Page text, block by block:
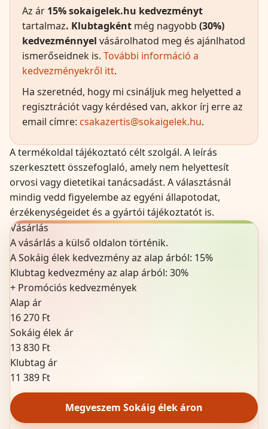
Az ár 15% sokaigelek.hu kedvezményt
tartalmaz. Klubtagként még nagyobb (30%)
kedvezménnyel vásárolhatod meg és ajánlhatod
ismerőseidnek is. További információ a
kedvezményekről itt.
Ha szeretnéd, hogy mi csináljuk meg helyetted a
regisztrációt vagy kérdésed van, akkor írj erre az
email címre: csakazertis@sokaigelek.hu.
A termékoldal tájékoztató célt szolgál. A leírás
szerkesztett összefoglaló, amely nem helyettesít
orvosi vagy dietetikai tanácsadást. A választásnál
mindig vedd figyelembe az egyéni állapotodat,
érzékenységeidet és a gyártói tájékoztatót is.
Vásárlás
A vásárlás a külső oldalon történik.
A Sokáig élek kedvezmény az alap árból: 15%
Klubtag kedvezmény az alap árból: 30%
+ Promóciós kedvezmények
Alap ár
16 270 Ft
Sokáig élek ár
13 830 Ft
Klubtag ár
11 389 Ft
Megveszem Sokáig élek áron